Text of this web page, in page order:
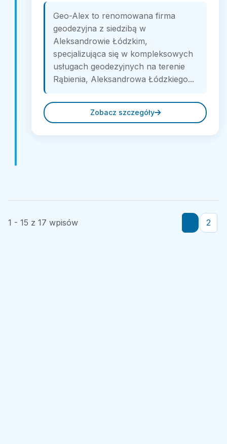
Geo-Alex to renomowana firma
geodezyjna z siedzibą w
Aleksandrowie Łódzkim,
specjalizująca się w kompleksowych
usługach geodezyjnych na terenie
Rąbienia, Aleksandrowa Łódzkiego...
Zobacz szczegóły
1 - 15 z 17 wpisów 2